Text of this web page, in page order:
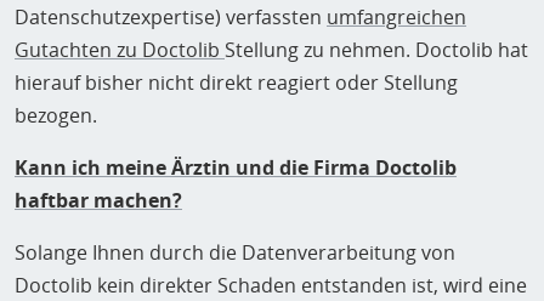
Datenschutzexpertise) verfassten umfangreichen
Gutachten zu Doctolib Stellung zu nehmen. Doctolib hat
hierauf bisher nicht direkt reagiert oder Stellung
bezogen.
Kann ich meine Ärztin und die Firma Doctolib
haftbar machen?
Solange Ihnen durch die Datenverarbeitung von
Doctolib kein direkter Schaden entstanden ist, wird eine